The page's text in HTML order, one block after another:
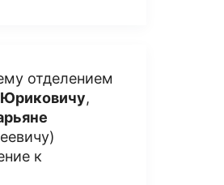
отделением
Юриковичу,
к